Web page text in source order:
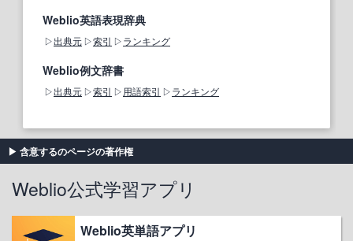
Weblio英語表現辞典
出典元 索引 ランキング
Weblio例文辞書
出典元 索引 用語索引 ランキング
含意するのページの著作権
Weblio公式学習アプリ
Weblio英単語アプリ